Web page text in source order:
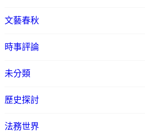
文藝春秋
時事評論
未分類
歷史探討
法務世界